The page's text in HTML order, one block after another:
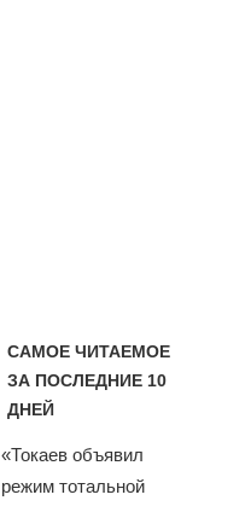
САМОЕ ЧИТАЕМОЕ
ЗА ПОСЛЕДНИЕ 10
ДНЕЙ
«Токаев объявил
режим тотальной